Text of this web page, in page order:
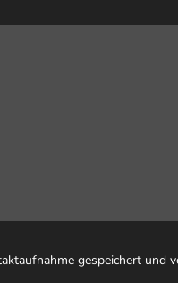
gespeichert und